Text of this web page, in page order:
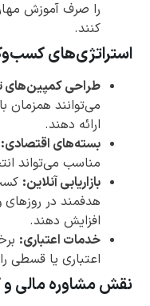
را صرف آموزش
کنند.
استراتژی‌های
طراحی
می‌توانند همزمان
ارائه دهند.
بسته‌های اقتصادی:
مناسب می‌تواند
بازاریابی آنلاین:
هدفمند در روزهای
افزایش دهند.
خدمات اعتباری:
اعتباری یا قسطی
نقش مشاوره مالی